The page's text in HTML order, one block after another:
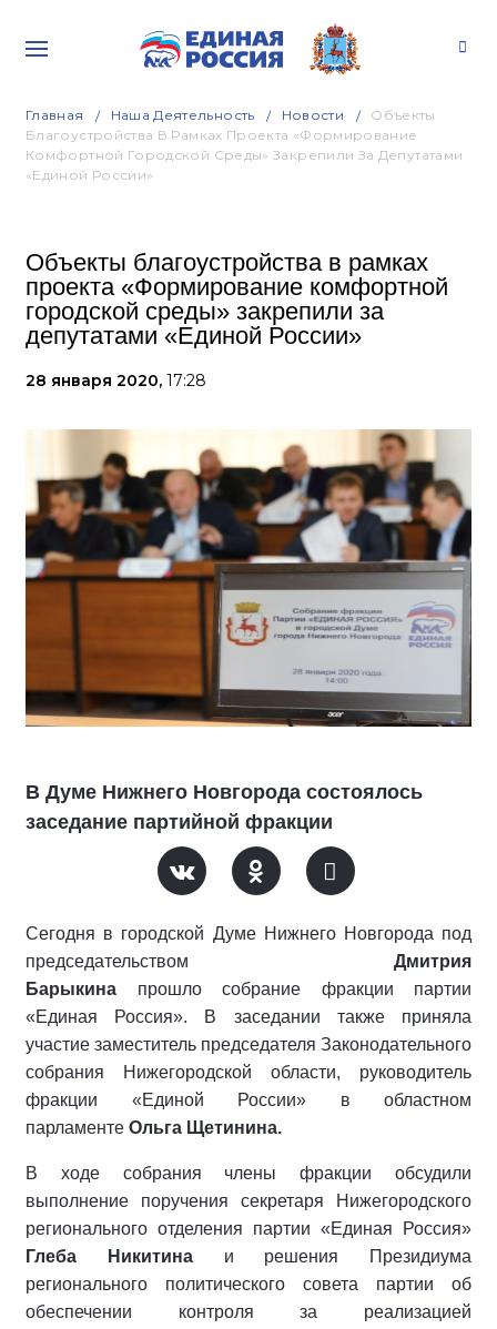
Главная Наша Деятельность Новости
Объекты
Благоустройства В Рамках Проекта «Формирование
Комфортной Городской Среды» Закрепили За Депутатами
«Единой России»
Объекты благоустройства в рамках
проекта «Формирование комфортной
городской среды» закрепили за
депутатами «Единой России»
28 января 2020, 17:28
В Думе Нижнего Новгорода состоялось
заседание партийной фракции
Сегодня в городской Думе Нижнего Новгорода под
председательством Дмитрия
Барыкина прошло собрание фракции партии
«Единая Россия». В заседании также приняла
участие заместитель председателя Законодательного
собрания Нижегородской области, руководитель
фракции «Единой России» в областном
парламенте Ольга Щетинина.
В ходе собрания члены фракции обсудили
выполнение поручения секретаря Нижегородского
регионального отделения партии «Единая Россия»
Глеба Никитинаи решения Президиума
регионального политического совета партии об
обеспечении контроля за реализацией